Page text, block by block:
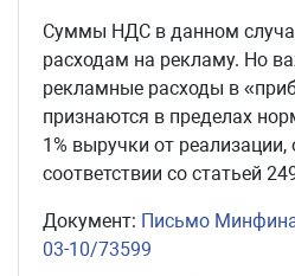
Суммы НДС в данном
расходам на рекламу. Но
рекламные расходы в
признаются в пределах
1% выручки от
соответствии со статьей
Документ: Письмо
03-10/73599